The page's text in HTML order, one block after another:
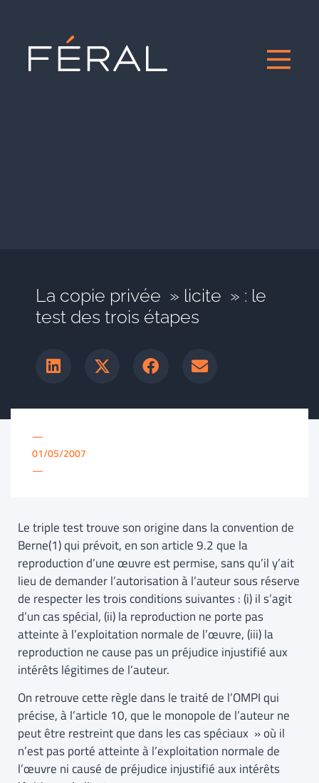
La copie privée » licite » : le
test des trois étapes
—
01/05/2007
—
Le triple test trouve son origine dans la convention de
Berne(1) qui prévoit, en son article 9.2 que la
reproduction d’une œuvre est permise, sans qu’il y’ait
lieu de demander l’autorisation à l’auteur sous réserve
de respecter les trois conditions suivantes : (i) il s’agit
d’un cas spécial, (ii) la reproduction ne porte pas
atteinte à l’exploitation normale de l’œuvre, (iii) la
reproduction ne cause pas un préjudice injustifié aux
intérêts légitimes de l’auteur.
On retrouve cette règle dans le traité de l’OMPI qui
précise, à l’article 10, que le monopole de l’auteur ne
peut être restreint que dans les cas spéciaux » où il
n’est pas porté atteinte à l’exploitation normale de
l’œuvre ni causé de préjudice injustifié aux intérêts